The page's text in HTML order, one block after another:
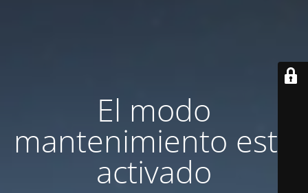
El modo
mantenimiento está
activado